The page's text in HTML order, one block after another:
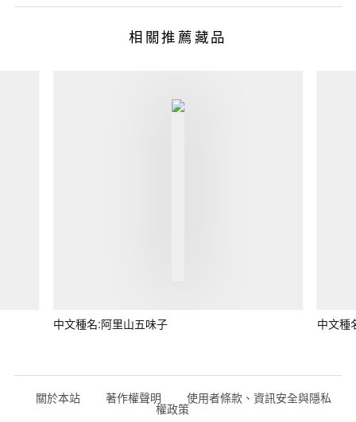
相關推薦藏品
中文種名:阿里山五味子 中文種
關於本站 著作權聲明 使用者條款、資訊安全與隱私
權政策